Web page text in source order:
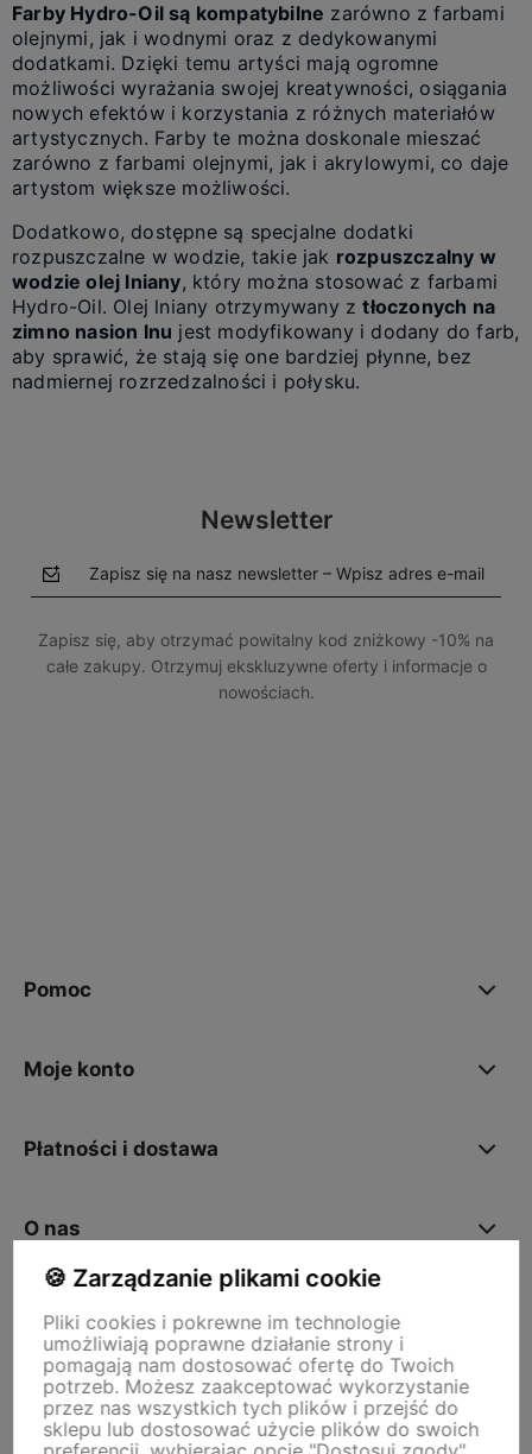
Farby Hydro-Oil są kompatybilne zarówno z farbami
olejnymi, jak i wodnymi oraz z dedykowanymi
dodatkami. Dzięki temu artyści mają ogromne
możliwości wyrażania swojej kreatywności, osiągania
nowych efektów i korzystania z różnych materiałów
artystycznych. Farby te można doskonale mieszać
zarówno z farbami olejnymi, jak i akrylowymi, co daje
artystom większe możliwości.
Dodatkowo, dostępne są specjalne dodatki
rozpuszczalne w wodzie, takie jak rozpuszczalny w
wodzie olej lniany, który można stosować z farbami
Hydro-Oil. Olej lniany otrzymywany ztłoczonych na
zimno nasion lnu jest modyfikowany i dodany do farb,
aby sprawić, że stają się one bardziej płynne, bez
nadmiernej rozrzedzalności i połysku.
Newsletter
Zapisz się, aby otrzymać powitalny kod zniżkowy -10% na
całe zakupy. Otrzymuj ekskluzywne oferty i informacje o
nowościach.
Zapisz się na nasz newsletter – Wpisz adres e-mail
Pomoc
Moje konto
Płatności i dostawa
O nas
Storm - sklep plastyczny
Adres sklepu internetowego:ul. Kazimierza Wielkiego 29a, 50-077
WrocławSiedziba firmy:ul. Jana Uphagena 19, 80-237 Gdańsk NIP:
5840152571
zamowienia@stormplastyczny.pl| Tel.:781350938
🍪 Zarządzanie plikami cookie
Pliki cookies i pokrewne im technologie
umożliwiają poprawne działanie strony i
pomagają nam dostosować ofertę do Twoich
potrzeb. Możesz zaakceptować wykorzystanie
przez nas wszystkich tych plików i przejść do
sklepu lub dostosować użycie plików do swoich